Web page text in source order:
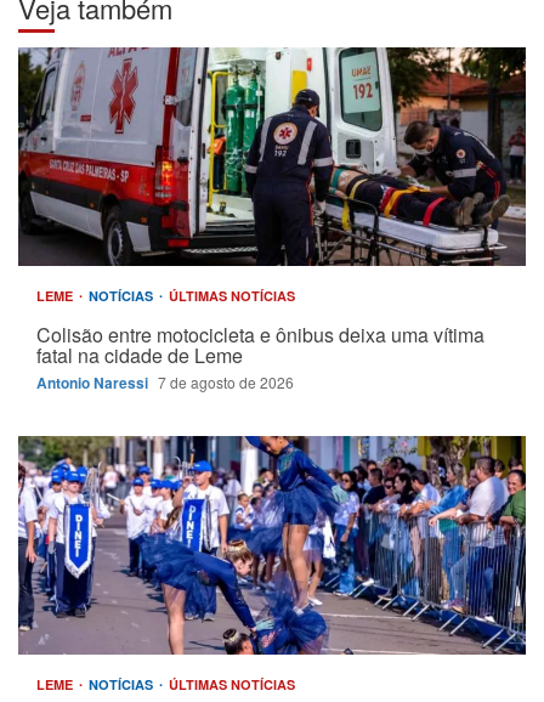
Veja também
LEME NOTÍCIAS ÚLTIMAS NOTÍCIAS
Colisão entre motocicleta e ônibus deixa uma vítima
fatal na cidade de Leme
Antonio Naressi 7 de agosto de 2026
LEME NOTÍCIAS ÚLTIMAS NOTÍCIAS